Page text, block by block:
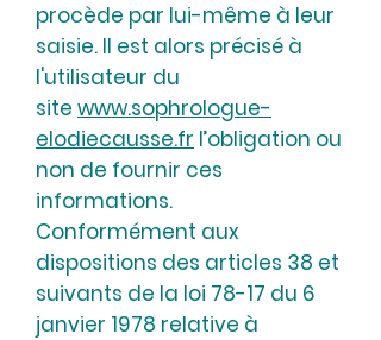
procède par lui-même à leur
saisie. Il est alors précisé à
l'utilisateur du
site www.sophrologue-
elodiecausse.fr l’obligation ou
non de fournir ces
informations.
Conformément aux
dispositions des articles 38 et
suivants de la loi 78-17 du 6
janvier 1978 relative à